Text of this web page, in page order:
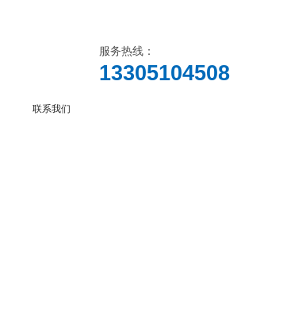
服务热线：
13305104508
联系我们